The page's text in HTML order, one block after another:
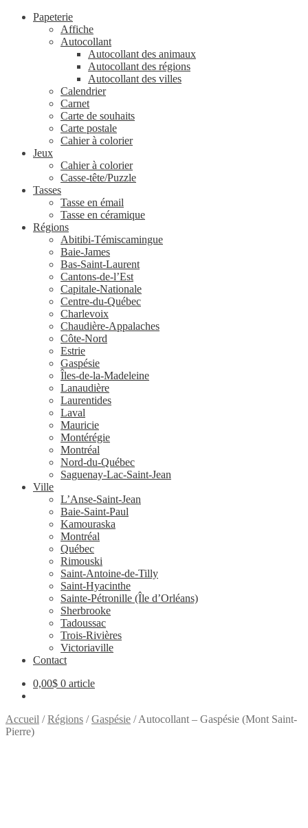
Papeterie
Affiche
Autocollant
Autocollant des animaux
Autocollant des régions
Autocollant des villes
Calendrier
Carnet
Carte de souhaits
Carte postale
Cahier à colorier
Jeux
Cahier à colorier
Casse-tête/Puzzle
Tasses
Tasse en émail
Tasse en céramique
Régions
Abitibi-Témiscamingue
Baie-James
Bas-Saint-Laurent
Cantons-de-l’Est
Capitale-Nationale
Centre-du-Québec
Charlevoix
Chaudière-Appalaches
Côte-Nord
Estrie
Gaspésie
Îles-de-la-Madeleine
Lanaudière
Laurentides
Laval
Mauricie
Montérégie
Montréal
Nord-du-Québec
Saguenay-Lac-Saint-Jean
Ville
L’Anse-Saint-Jean
Baie-Saint-Paul
Kamouraska
Montréal
Québec
Rimouski
Saint-Antoine-de-Tilly
Saint-Hyacinthe
Sainte-Pétronille (Île d’Orléans)
Sherbrooke
Tadoussac
Trois-Rivières
Victoriaville
Contact
0,00$ 0 article
Accueil /Régions /Gaspésie /Autocollant – Gaspésie (Mont Saint-
Pierre)